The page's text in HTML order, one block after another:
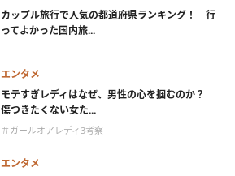
カップル旅行で人気の都道府県ランキング！ 行
ってよかった国内旅...
エンタメ
モテすぎレディはなぜ、男性の心を掴むのか？
傷つきたくない女た...
＃ガールオアレディ3考察
エンタメ